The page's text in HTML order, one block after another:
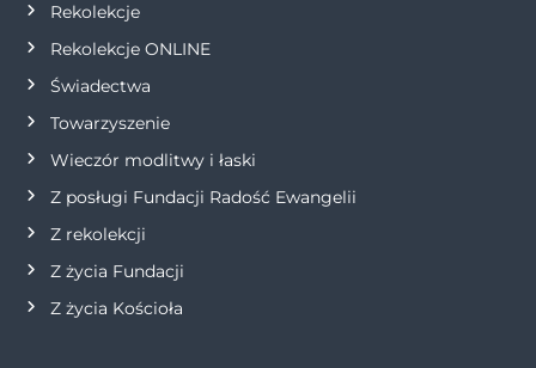
Rekolekcje
Rekolekcje ONLINE
Świadectwa
Towarzyszenie
Wieczór modlitwy i łaski
Z posługi Fundacji Radość Ewangelii
Z rekolekcji
Z życia Fundacji
Z życia Kościoła